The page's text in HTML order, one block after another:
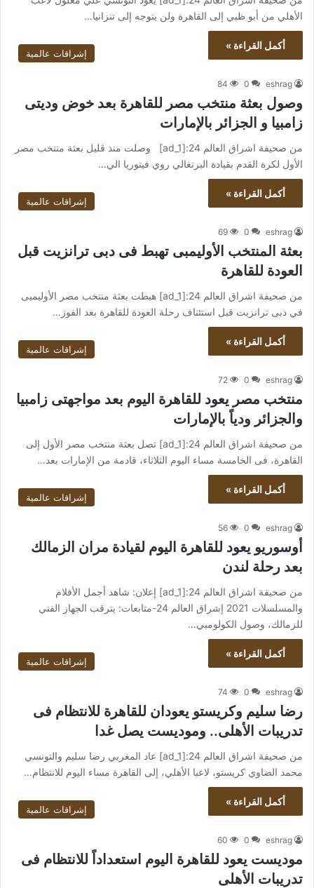
الأهلي من أبو ظبي إلى القاهرة ولن يتوجه إلى تنزانيا…
أكمل القراءة »
إشراقات عالمية
eshrag
0
84
وصول بعثة منتخب مصر للقاهرة بعد خوض وديتى
زامبيا و الجزائر بالإمارات
من صحيفة اشراق العالم 24:[ad_1] وصلت منذ قليل بعثة منتخب مصر
الأول لكرة القدم بقيادة البرتغالي روي فيتوريا الي…
أكمل القراءة »
إشراقات عالمية
eshrag
0
69
بعثة المنتخب الأوليمبى تهبط فى دبى ترانزيت قبل
العودة للقاهرة
من صحيفة اشراق العالم 24:[ad_1] هبطت بعثة منتخب مصر الأوليمبى
في دبى ترانزيت قبل استئناف رحلة العودة للقاهرة بعد الفوز…
أكمل القراءة »
إشراقات عالمية
eshrag
0
72
منتخب مصر يعود للقاهرة اليوم بعد مواجهتى زامبيا
والجزائر ودياً بالإمارات
من صحيفة اشراق العالم 24:[ad_1] تصل بعثة منتخب مصر الأول إلى
القاهرة، فى الخامسة مساء اليوم الثلاثاء، قادمة من الإمارات بعد…
أكمل القراءة »
إشراقات عالمية
eshrag
0
56
أوسوريو يعود للقاهرة اليوم لقيادة مران الزمالك
بعد رحلة لندن
من صحيفة اشراق العالم 24:[ad_1] إعلان: شاهد أجمل الأفلام
والمسلسلات 2021 إشراق العالم 24-متابعات: يترقب الجهاز الفني
للزمالك، وصول الكولومبي…
أكمل القراءة »
إشراقات عالمية
eshrag
0
74
رضا سليم وكريستو يعودان للقاهرة للانتظام فى
تدريبات الأهلى.. وموديست يصل غدا
من صحيفة اشراق العالم 24:[ad_1] عاد المغربي رضا سليم والتونسي
محمد الضاوي كريستو، لاعبا الأهلي، إلى القاهرة مساء اليوم للانتظام…
أكمل القراءة »
إشراقات عالمية
eshrag
0
60
موديست يعود للقاهرة اليوم استعداداً للانتظام فى
تدريبات الأهلى